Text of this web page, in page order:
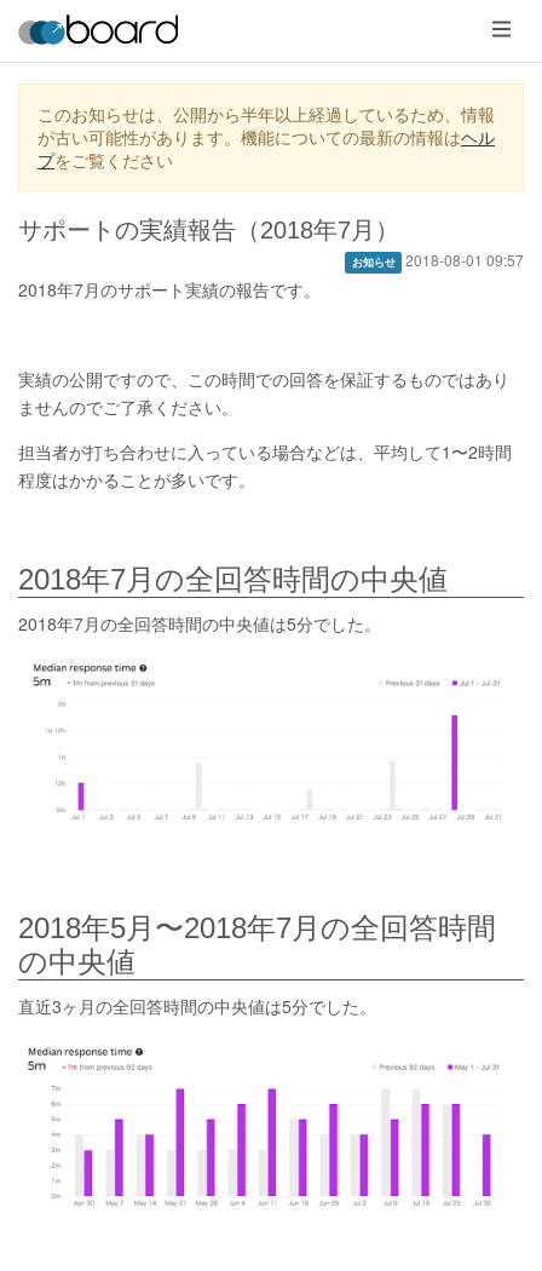
メ
ニ
ュ
ー
このお知らせは、公開から半年以上経過しているため、情報
が古い可能性があります。機能についての最新の情報はヘル
プをご覧ください
サポートの実績報告（2018年7月）
お知らせ 2018-08-01 09:57
2018年7月のサポート実績の報告です。
実績の公開ですので、この時間での回答を保証するものではあり
ませんのでご了承ください。
担当者が打ち合わせに入っている場合などは、平均して1〜2時間
程度はかかることが多いです。
2018年7月の全回答時間の中央値
2018年7月の全回答時間の中央値は5分でした。
2018年5月〜2018年7月の全回答時間
の中央値
直近3ヶ月の全回答時間の中央値は5分でした。